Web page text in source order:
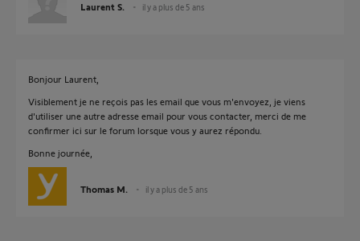
Laurent S. il y a plus de 5 ans
Bonjour Laurent,
Visiblement je ne reçois pas les email que vous m'envoyez, je viens
d'utiliser une autre adresse email pour vous contacter, merci de me
confirmer ici sur le forum lorsque vous y aurez répondu.
Bonne journée,
Thomas M. il y a plus de 5 ans